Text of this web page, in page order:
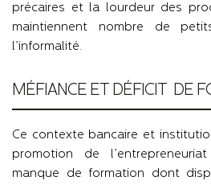
précaires et la lourdeur des
maintiennent nombre de
l’informalité.
MÉFIANCE ET DÉFICIT DE
Ce contexte bancaire et
promotion de
manque de formation dont